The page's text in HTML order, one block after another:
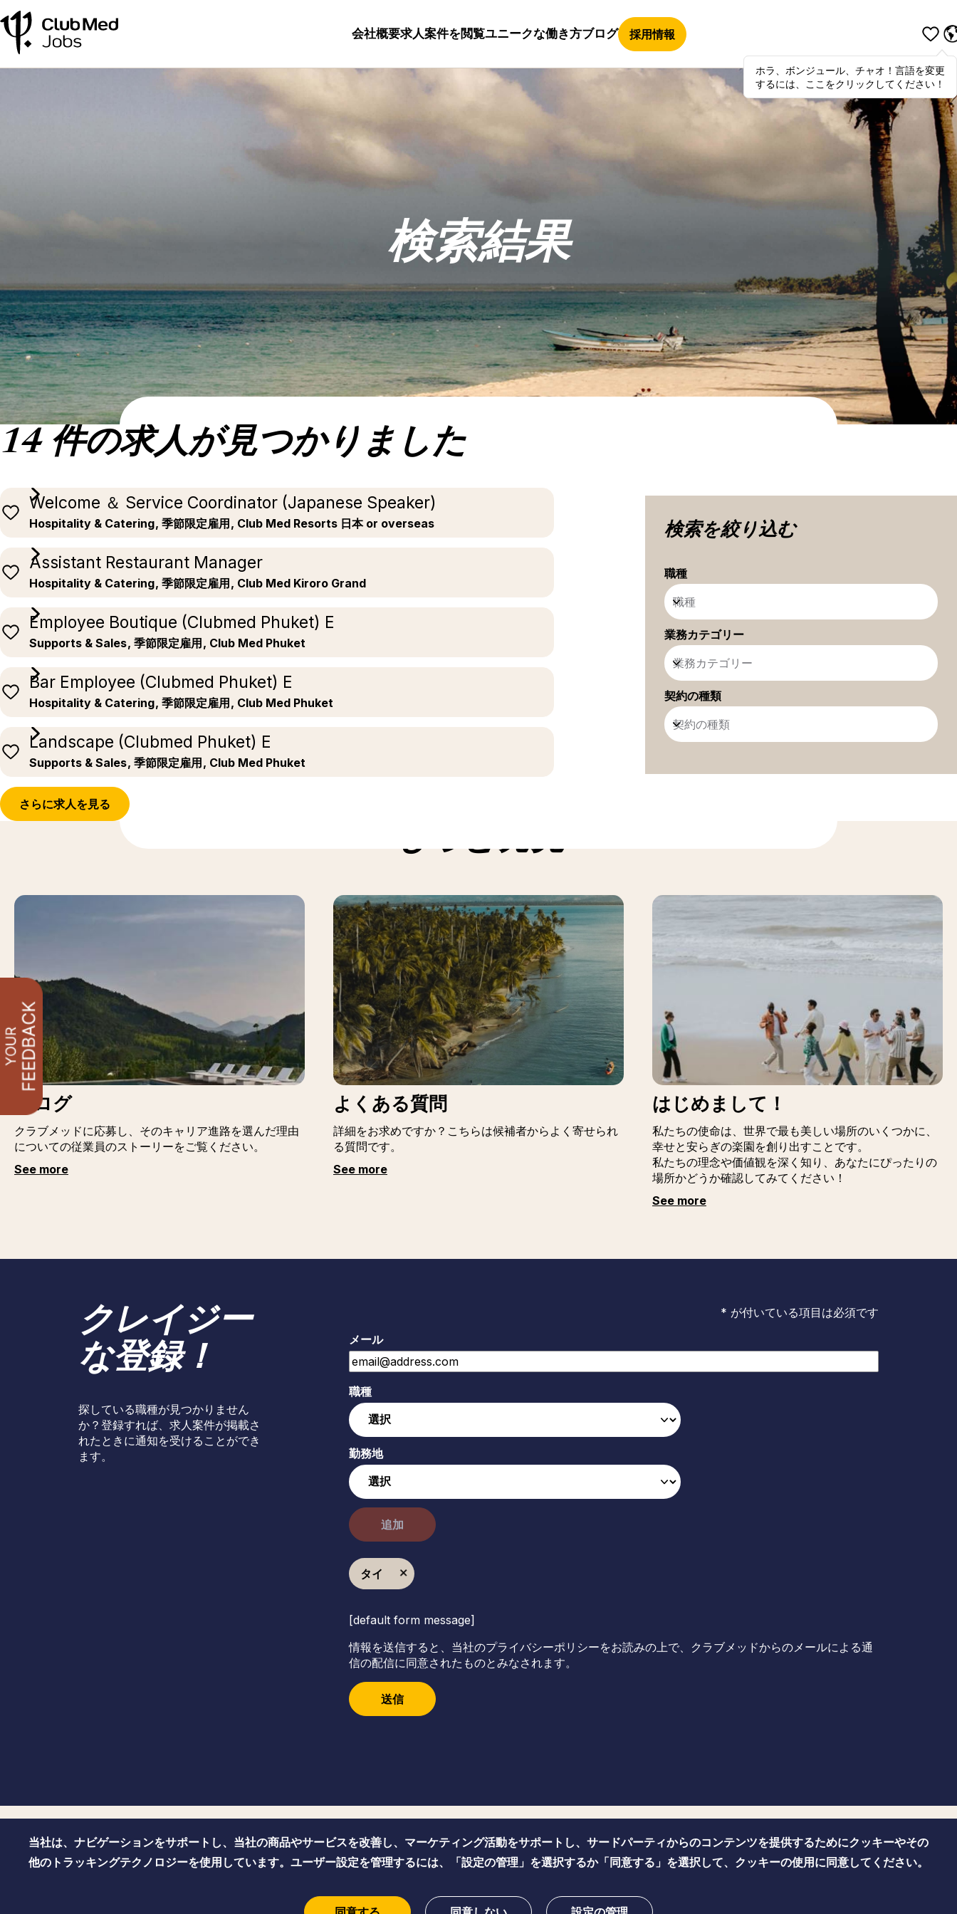
会社概要求人案件を閲覧ユニークな働き方ブログ 採用情報
Hola,bonjour, ciao! To switch
languages, click here!
ホラ、ボンジュール、チャオ！言語を変更
するには、ここをクリックしてください！
検索結果
14 件の求人が見つかりました
Welcome ＆ Service Coordinator (Japanese Speaker)
Hospitality & Catering, 季節限定雇用, Club Med Resorts 日本 or overseas
Assistant Restaurant Manager
Hospitality & Catering, 季節限定雇用, Club Med Kiroro Grand
Employee Boutique (Clubmed Phuket) E
Supports & Sales, 季節限定雇用, Club Med Phuket
Bar Employee (Clubmed Phuket) E
Hospitality & Catering, 季節限定雇用, Club Med Phuket
Landscape (Clubmed Phuket) E
Supports & Sales, 季節限定雇用, Club Med Phuket
さらに求人を見る
検索を絞り込む
職種
職種
業務カテゴリー
業務カテゴリー
契約の種類
契約の種類
もっと発見
ブログ
クラブメッドに応募し、そのキャリア進路を選んだ理由
についての従業員のストーリーをご覧ください。
See more
よくある質問
詳細をお求めですか？こちらは候補者からよく寄せられ
る質問です。
See more
はじめまして！
私たちの使命は、世界で最も美しい場所のいくつかに、
幸せと安らぎの楽園を創り出すことです。
私たちの理念や価値観を深く知り、あなたにぴったりの
場所かどうか確認してみてください！
See more
クレイジー
な登録！
探している職種が見つかりません
か？登録すれば、求人案件が掲載さ
れたときに通知を受けることができ
ます。
* が付いている項目は必須です
メール
職種
勤務地
追加
タイ
[default form message]
情報を送信すると、当社のプライバシーポリシーをお読みの上で、クラブメッドからのメールによる通
信の配信に同意されたものとみなされます。
送信
アクセシビリティ プライバシーポリシープレスクッキー管理 サイトマップ
当社は、ナビゲーションをサポートし、当社の商品やサービスを改善し、マーケティング活動をサポートし、サードパーティからのコンテンツを提供するためにクッキーやその
他のトラッキングテクノロジーを使用しています。ユーザー設定を管理するには、「設定の管理」を選択するか「同意する」を選択して、クッキーの使用に同意してください。